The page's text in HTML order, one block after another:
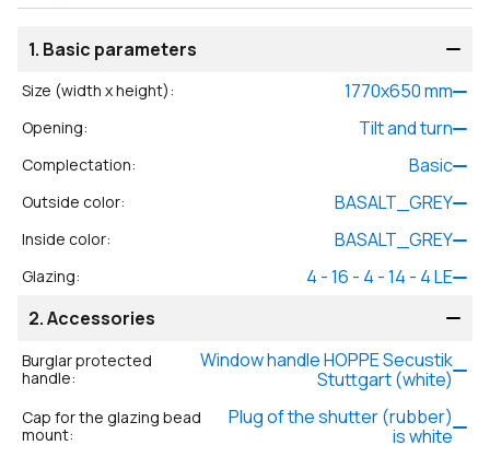
1. Basic parameters
Size (width x height): 1770x650mm
Opening: Tilt and turn
Complectation: Basic
Outside color: BASALT_GREY
Inside color: BASALT_GREY
Glazing:
4 - 16 - 4 - 14 - 4 LE
2.Accessories
Burglar protected
handle:
Window handle HOPPE Secustik
Stuttgart (white)
Cap for the glazing bead
mount:
Plug of the shutter (rubber)
is white